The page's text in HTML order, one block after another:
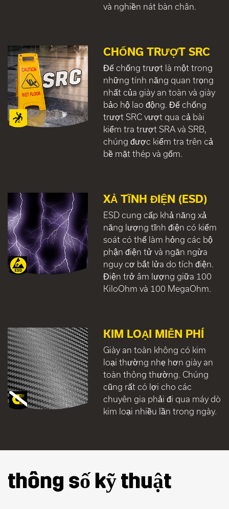
và nghiền nát bàn chân.
CHỐNG TRƯỢT SRC
Đế chống trượt là một trong
những tính năng quan trọng
nhất của giày an toàn và giày
bảo hộ lao động. Đế chống
trượt SRC vượt qua cả bài
kiểm tra trượt SRA và SRB,
chúng được kiểm tra trên cả
bề mặt thép và gốm.
XẢ TĨNH ĐIỆN (ESD)
ESD cung cấp khả năng xả
năng lượng tĩnh điện có kiểm
soát có thể làm hỏng các bộ
phận điện tử và ngăn ngừa
nguy cơ bắt lửa do tích điện.
Điện trở âm lượng giữa 100
KiloOhm và 100 MegaOhm.
KIM LOẠI MIỄN PHÍ
Giày an toàn không có kim
loại thường nhẹ hơn giày an
toàn thông thường. Chúng
cũng rất có lợi cho các
chuyên gia phải đi qua máy dò
kim loại nhiều lần trong ngày.
thông số kỹ thuật